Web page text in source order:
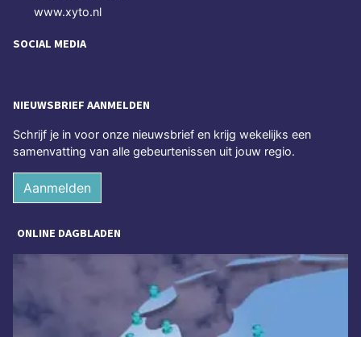
www.xyto.nl
SOCIAL MEDIA
NIEUWSBRIEF AANMELDEN
Schrijf je in voor onze nieuwsbrief en krijg wekelijks een
samenvatting van alle gebeurtenissen uit jouw regio.
Aanmelden
ONLINE DAGBLADEN